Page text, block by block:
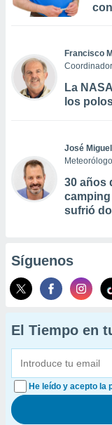
Francisco
La
los
José
Meteorólogo
30 años
sufrió
Síguenos
El Tiempo en
He leído y acepto la